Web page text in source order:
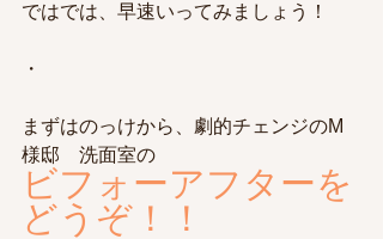
ではでは、早速いってみましょう！
・
まずはのっけから、劇的チェンジのM
様邸　洗面室の
ビフォーアフターを
どうぞ！！